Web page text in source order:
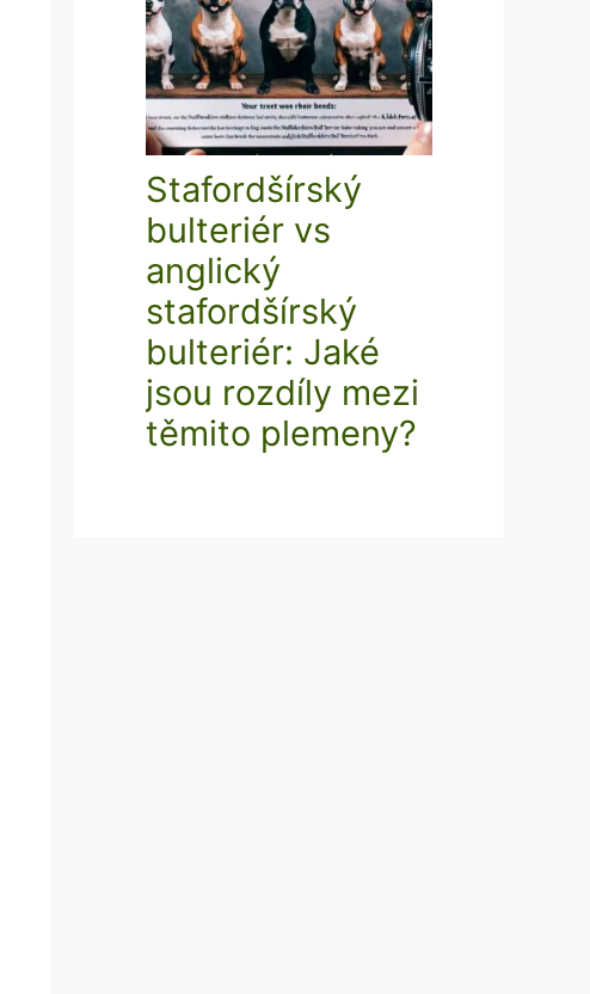
Stafordšírský
bulteriér vs
anglický
stafordšírský
bulteriér: Jaké
jsou rozdíly mezi
těmito plemeny?